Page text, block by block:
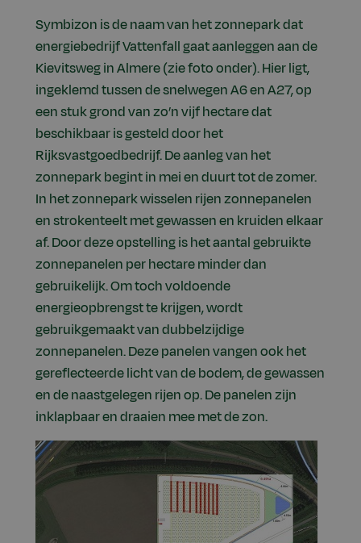
Symbizon is de naam van het zonnepark dat
energiebedrijf Vattenfall gaat aanleggen aan de
Kievitsweg in Almere (zie foto onder). Hier ligt,
ingeklemd tussen de snelwegen A6 en A27, op
een stuk grond van zo’n vijf hectare dat
beschikbaar is gesteld door het
Rijksvastgoedbedrijf. De aanleg van het
zonnepark begint in mei en duurt tot de zomer.
In het zonnepark wisselen rijen zonnepanelen
en strokenteelt met gewassen en kruiden elkaar
af. Door deze opstelling is het aantal gebruikte
zonnepanelen per hectare minder dan
gebruikelijk. Om toch voldoende
energieopbrengst te krijgen, wordt
gebruikgemaakt van dubbelzijdige
zonnepanelen. Deze panelen vangen ook het
gereflecteerde licht van de bodem, de gewassen
en de naastgelegen rijen op. De panelen zijn
inklapbaar en draaien mee met de zon.